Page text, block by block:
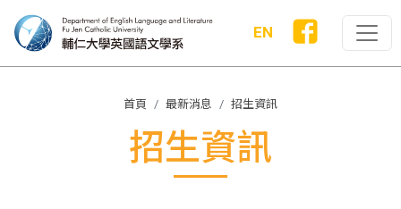
EN
首頁 最新消息 招生資訊
招生資訊